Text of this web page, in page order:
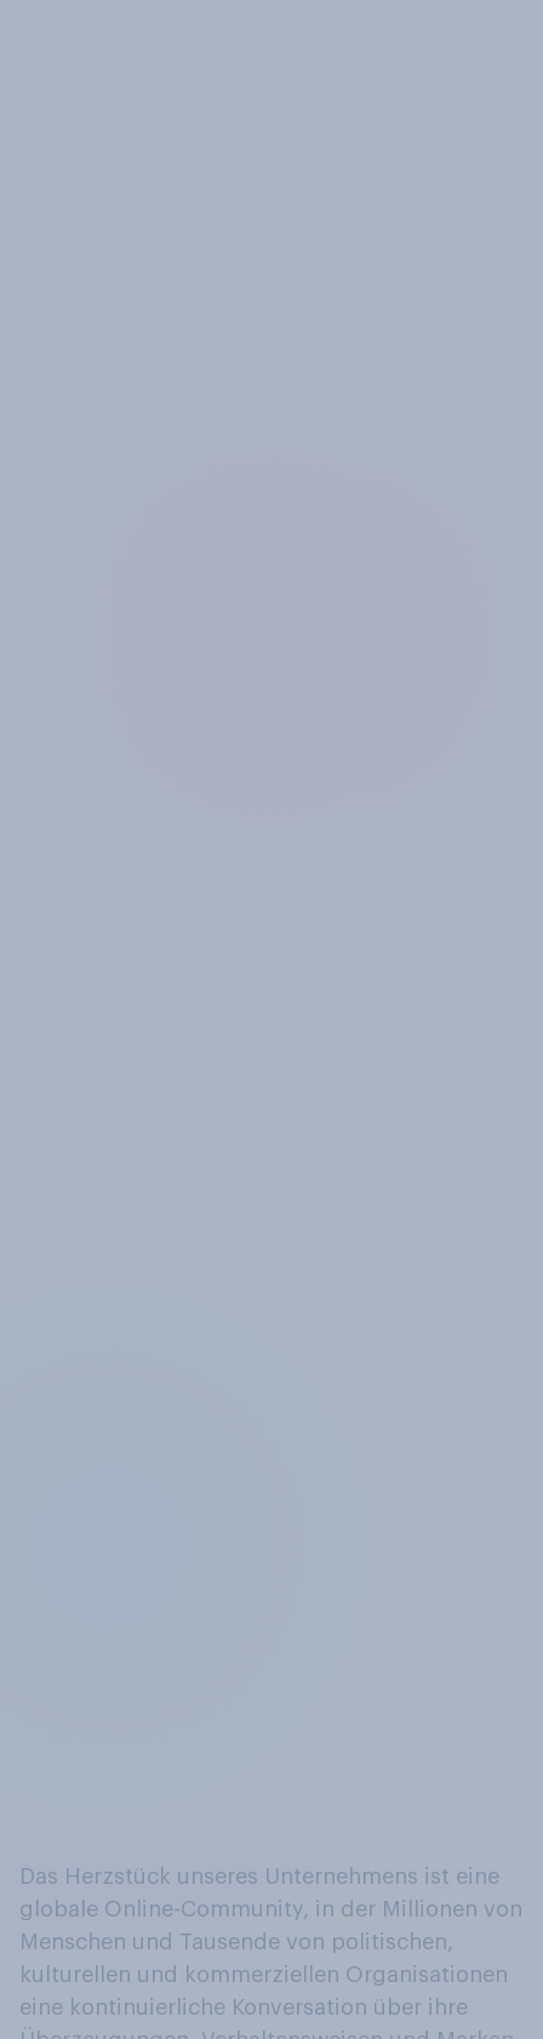
Das Herzstück unseres Unternehmens ist eine
globale Online-Community, in der Millionen von
Menschen und Tausende von politischen,
kulturellen und kommerziellen Organisationen
eine kontinuierliche Konversation über ihre